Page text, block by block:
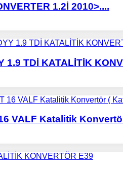
1.2İ 2010>....
1.9 TDİ KATALİTİK
VALF Katalitik